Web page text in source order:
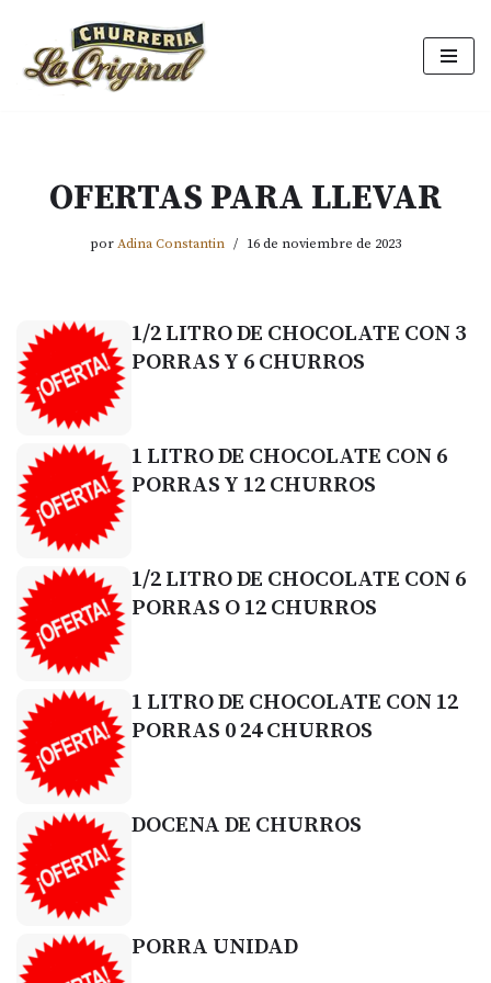
Saltar
al
OFERTAS PARA LLEVAR
porAdina Constantin 16 de noviembre de 2023
1/2 LITRO DE CHOCOLATE CON 3
PORRAS Y 6 CHURROS
1 LITRO DE CHOCOLATE CON 6
PORRAS Y 12 CHURROS
1/2 LITRO DE CHOCOLATE CON 6
PORRAS O 12 CHURROS
1 LITRO DE CHOCOLATE CON 12
PORRAS 0 24 CHURROS
DOCENA DE CHURROS
PORRA UNIDAD